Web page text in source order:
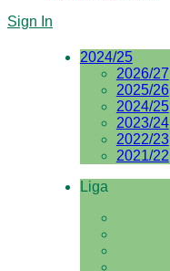
Sign In
2024/25
2026/27
2025/26
2024/25
2023/24
2022/23
2021/22
Liga